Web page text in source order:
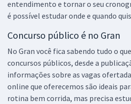
entendimento e tornar o seu
é possível estudar onde e quando
Concurso público é no Gran
No Gran você fica sabendo tudo o
concursos públicos, desde a
informações sobre as vagas
online que oferecemos são ideais
rotina bem corrida, mas precisa